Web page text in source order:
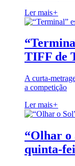
Ler mais+
TIFF de
A curta-
a competição
Ler mais+
“Olhar o
quinta-